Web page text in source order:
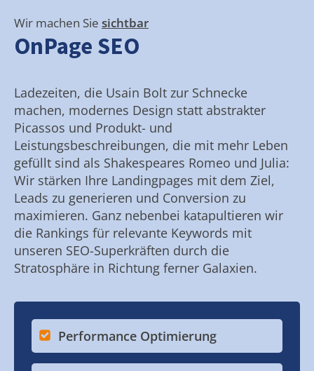
Wir machen Sie sichtbar
OnPage SEO
Ladezeiten, die Usain Bolt zur Schnecke
machen, modernes Design statt abstrakter
Picassos und Produkt- und
Leistungsbeschreibungen, die mit mehr Leben
gefüllt sind als Shakespeares Romeo und Julia:
Wir stärken Ihre Landingpages mit dem Ziel,
Leads zu generieren und Conversion zu
maximieren. Ganz nebenbei katapultieren wir
die Rankings für relevante Keywords mit
unseren SEO-Superkräften durch die
Stratosphäre in Richtung ferner Galaxien.
Performance Optimierung